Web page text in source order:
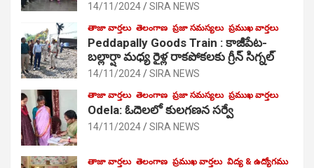
14/11/2024 SIRA NEWS
తాజా వార్తలు తెలంగాణ ప్రజా సమస్యలు ప్రముఖ వార్తలు
Peddapally Goods Train : కాజీపేట-
బల్లార్షా మధ్య రైళ్ల రాకపోకలకు గ్రీన్ సిగ్నల్
14/11/2024 SIRA NEWS
తాజా వార్తలు తెలంగాణ ప్రజా సమస్యలు ప్రముఖ వార్తలు
Odela: ఓదెలలో కులగణన సర్వే
14/11/2024 SIRA NEWS
తాజా వార్తలు తెలంగాణ ప్రముఖ వార్తలు విద్య & ఉద్యోగము